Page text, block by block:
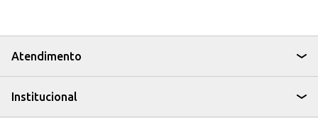
Atendimento
Institucional